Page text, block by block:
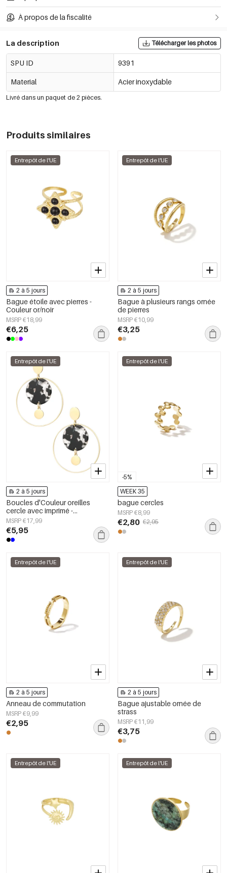
À propos de la fiscalité
La description Télécharger les photos
SPU ID 9391
Material Acier inoxydable
Livré dans un paquet de 2 pièces.
Produits similaires
Entrepôt de l'UE
2 à 5 jours
Bague étoile avec pierres -
Couleur or/noir
MSRP €18,99
€6,25
Entrepôt de l'UE
2 à 5 jours
Bague à plusieurs rangs ornée
de pierres
MSRP €10,99
€3,25
Entrepôt de l'UE
2 à 5 jours
Boucles d'Couleur oreilles
cercle avec imprimé -
noir/Couleur or
MSRP €17,99
€5,95
-5%
Entrepôt de l'UE
WEEK 35
bague cercles
MSRP €8,99
€2,80 €2,95
Entrepôt de l'UE
2 à 5 jours
Anneau de commutation
MSRP €9,99
€2,95
Entrepôt de l'UE
2 à 5 jours
Bague ajustable ornée de
strass
MSRP €11,99
€3,75
Entrepôt de l'UE Entrepôt de l'UE